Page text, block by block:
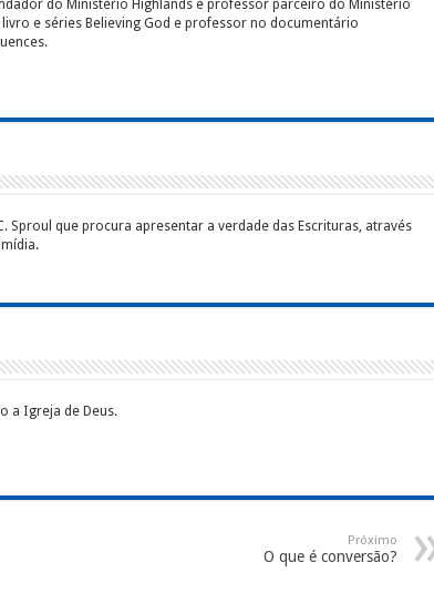
do Ministério Highlands e professor parceiro do Ministério
livro e séries Believing God e professor no documentário
Sproul que procura apresentar a verdade das Escrituras, através
a Igreja de Deus.
Próximo
O que é conversão?